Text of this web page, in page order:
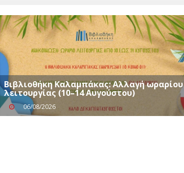
Βιβλιοθήκη Καλαμπάκας: Αλλαγή ωραρίου
λειτουργίας (10–14 Αυγούστου)
06/08/2026